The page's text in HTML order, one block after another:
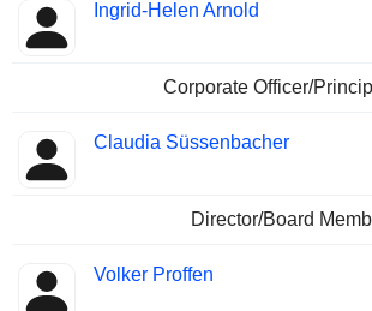
Ingrid-Helen Arnold
Corporate Officer/
Claudia Süssenbacher
Director/Board
Volker Proffen